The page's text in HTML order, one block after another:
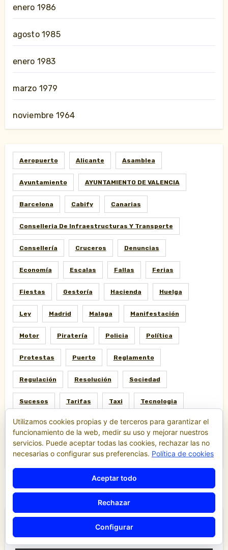
enero 1986
agosto 1985
enero 1983
marzo 1979
noviembre 1964
Aeropuerto Alicante Asamblea
Ayuntamiento AYUNTAMIENTO DE VALENCIA
Barcelona Cabify Canarias
Conselleria De Infraestructuras Y Transporte
Consellería Cruceros Denuncias
Economía Escalas Fallas Ferias
Fiestas Gestoría Hacienda Huelga
Ley Madrid Malaga Manifestación
Motor Piratería Policia Política
Protestas Puerto Reglamento
Regulación Resolución Sociedad
Sucesos Tarifas Taxi Tecnologia
Tribunales Tráfico TTIP Uber
Uberización Valencia VTC
Utilizamos cookies propias y de terceros para garantizar el
funcionamiento de la web, medir su uso y mejorar nuestros
servicios. Puede aceptar todas las cookies, rechazar las no
necesarias o configurar sus preferencias. Política de cookies
Aceptar todo
Rechazar
Configurar